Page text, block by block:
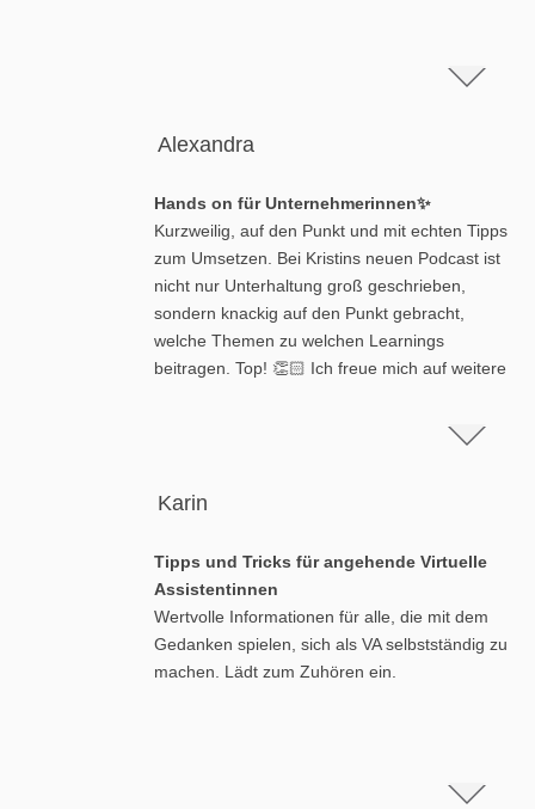
Alexandra
Hands on für Unternehmerinnen✨
Kurzweilig, auf den Punkt und mit echten Tipps
zum Umsetzen. Bei Kristins neuen Podcast ist
nicht nur Unterhaltung groß geschrieben,
sondern knackig auf den Punkt gebracht,
welche Themen zu welchen Learnings
beitragen. Top! 👏🏻 Ich freue mich auf weitere
Karin
Tipps und Tricks für angehende Virtuelle
Assistentinnen
Wertvolle Informationen für alle, die mit dem
Gedanken spielen, sich als VA selbstständig zu
machen. Lädt zum Zuhören ein.